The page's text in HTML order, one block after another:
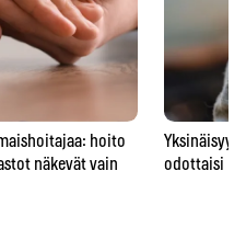
hoito
näkevät vain
Yksinäisyys
odottaisi –